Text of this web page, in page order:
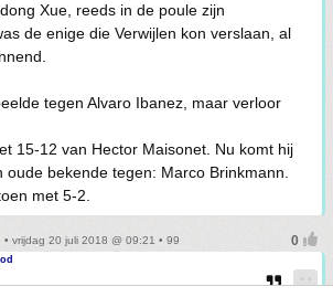
Xue, reeds in de poule zijn
de enige die Verwijlen kon verslaan, al
tegen Alvaro Ibanez, maar verloor
15-12 van Hector Maisonet. Nu komt hij
oude bekende tegen: Marco Brinkmann.
met 5-2.
• vrijdag 20 juli 2018 @ 09:21 • 99